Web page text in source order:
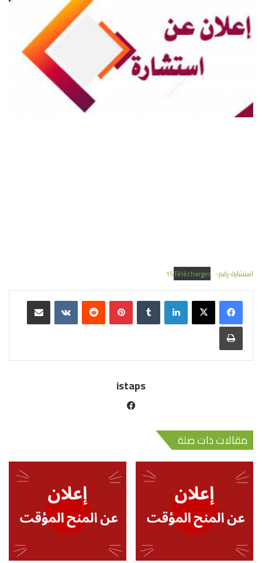
استشارة-رقم-15 Télécharger
istaps
مقالات ذات صلة